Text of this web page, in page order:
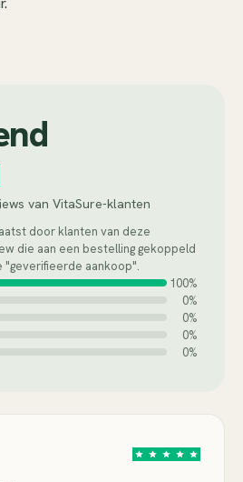
van VitaSure-klanten
door klanten van deze
die aan een bestelling gekoppeld
"geverifieerde aankoop".
100%
0%
0%
0%
0%